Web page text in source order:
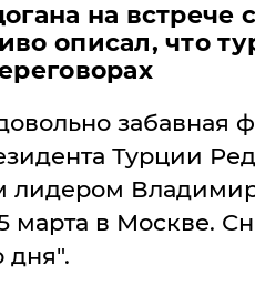
на встрече
описал, что
забавная
Турции
лидером
марта в Москве.
дня".